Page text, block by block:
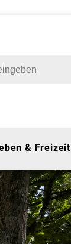
& Freizeit